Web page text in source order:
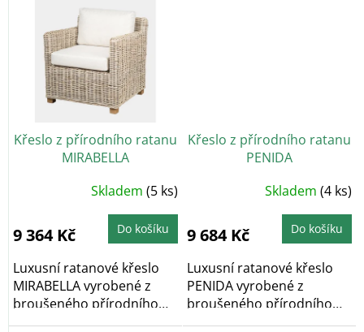
Křeslo z přírodního ratanu
MIRABELLA
Skladem (5 ks)
9 364 Kč Do košíku
Luxusní ratanové křeslo
MIRABELLA vyrobené z
broušeného přírodního
ratanu. Ratan je...
Křeslo z přírodního ratanu
PENIDA
Skladem (4 ks)
9 684 Kč Do košíku
Luxusní ratanové křeslo
PENIDA vyrobené z
broušeného přírodního
ratanu. Ratan je nejen...